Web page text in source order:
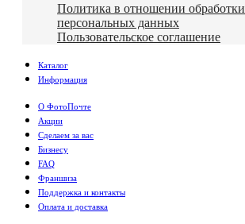
Политика в отношении обработки
персональных данных
Пользовательское соглашение
Каталог
Информация
О ФотоПочте
Акции
Сделаем за вас
Бизнесу
FAQ
Франшиза
Поддержка и контакты
Оплата и доставка